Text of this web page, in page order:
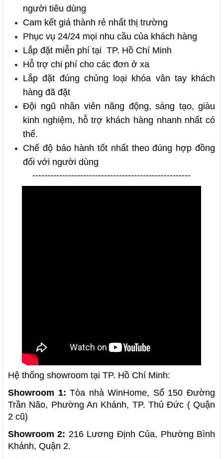
người tiêu dùng
Cam kết giá thành rẻ nhất thị trường
Phục vụ 24/24 mọi nhu cầu của khách hàng
Lắp đặt miễn phí tại TP. Hồ Chí Minh
Hỗ trợ chi phí cho các đơn ở xa
Lắp đặt đúng chủng loại khóa vân taykhách
hàng đã đặt
Đội ngũ nhân viên năng động, sáng tạo, giàu
kinh nghiệm, hỗ trợ khách hàng nhanh nhất có
thể.
Chế độ bảo hành tốt nhất theo đúng hợp đồng
đối với người dùng
-----------------------------------------------------
Hệ thống showroom tại TP. Hồ Chí Minh:
Showroom 1: Tòa nhà WinHome, Số 150 Đường
Trần Não, Phường An Khánh, TP. Thủ Đức ( Quận
2 cũ)
Showroom 2: 216 Lương Định Của, Phường Bình
Khánh, Quận 2.